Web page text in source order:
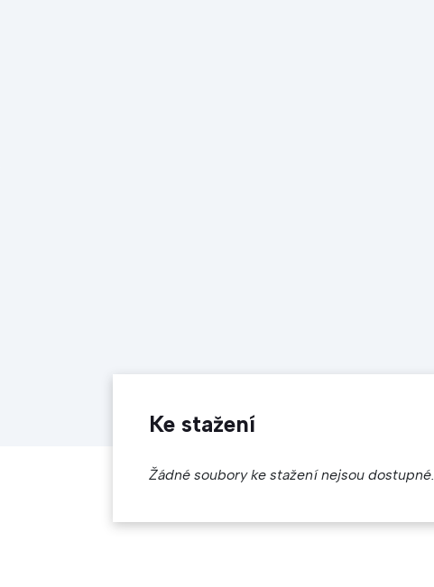
Ke stažení
Žádné soubory ke stažení nejsou dostupné.